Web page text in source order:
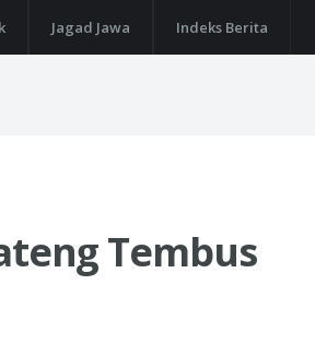
Jagad Jawa Indeks Berita
Tembus